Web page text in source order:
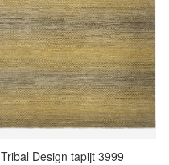
Tribal Design tapijt 3999